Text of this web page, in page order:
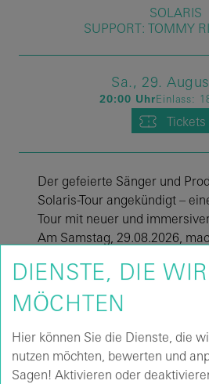
SOLARIS
SUPPORT: TOMMY
Sa., 29.
20:00 UhrEinlass:
Tickets
Der gefeierte Sänger und
Solaris-Tour angekündigt –
Tour mit neuer und
Am Samstag, 29.08.2026,
„Glimpse of Us“ und „Slow
Dark“ – außerdem gibt es
aus dem neuen Album „Piss In
Europa wird die Tour von
Support begleitet.
DIENSTE, DIE
MÖCHTEN
Hier können Sie die Dienste, die
nutzen möchten, bewerten und
Sagen! Aktivieren oder